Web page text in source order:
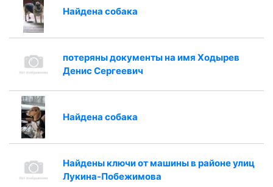
Найдена собака
потеряны документы на имя Ходырев
Денис Сергеевич
Найдена собака
Найдены ключи от машины в районе улиц
Лукина-Побежимова